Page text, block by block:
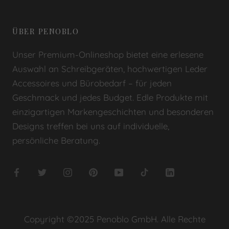
ÜBER PENOBLO
Unser Premium-Onlineshop bietet eine erlesene
Auswahl an Schreibgeräten, hochwertigen Leder
Accessoires und Bürobedarf – für jeden
Geschmack und jedes Budget. Edle Produkte mit
einzigartigen Markengeschichten und besonderen
Designs treffen bei uns auf individuelle,
persönliche Beratung.
Copyright ©2025 Penoblo GmbH. Alle Rechte